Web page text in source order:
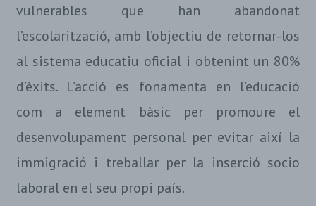
vulnerables que han abandonat
l’escolarització, amb l’objectiu de retornar-los
al sistema educatiu oficial i obtenint un 80%
d’èxits. L’acció es fonamenta en l’educació
com a element bàsic per promoure el
desenvolupament personal per evitar així la
immigració i treballar per la inserció socio
laboral en el seu propi país.